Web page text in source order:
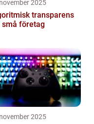
2025
transparens
företag
2025